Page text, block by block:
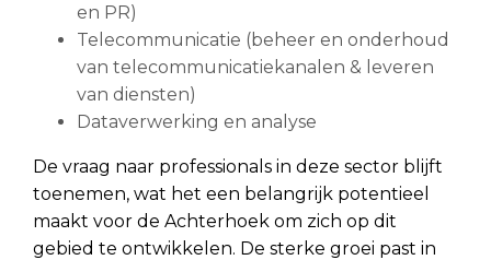
en PR)
Telecommunicatie (beheer en onderhoud
van telecommunicatiekanalen & leveren
van diensten)
Dataverwerking en analyse
De vraag naar professionals in deze sector blijft
toenemen, wat het een belangrijk potentieel
maakt voor de Achterhoek om zich op dit
gebied te ontwikkelen. De sterke groei past in